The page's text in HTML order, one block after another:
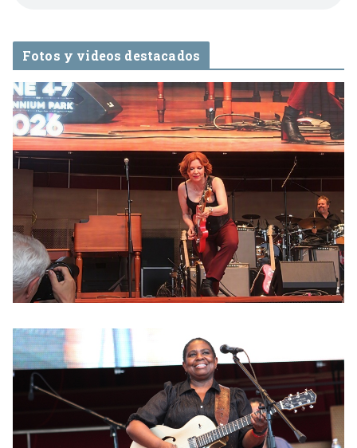
Fotos y videos destacados